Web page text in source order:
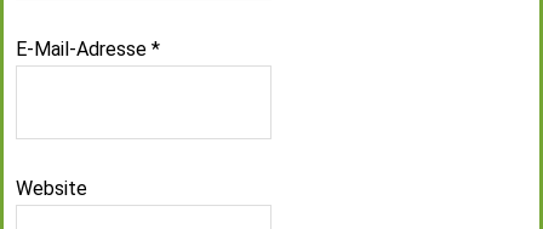
E-Mail-Adresse *
Website